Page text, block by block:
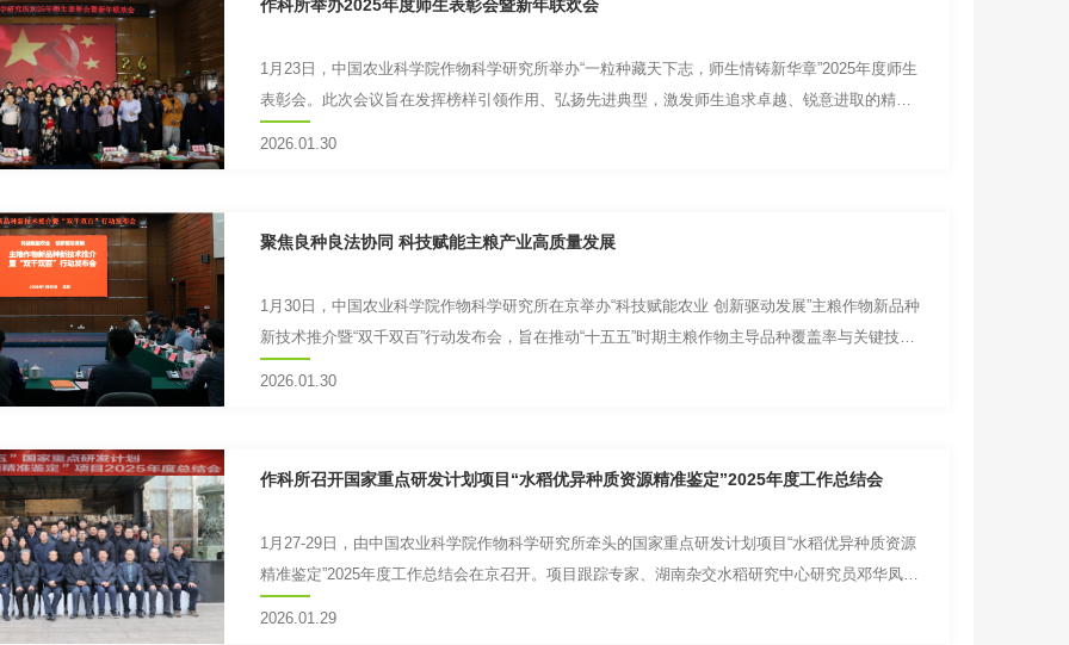
作科所举办2025年度师生表彰会暨新年联欢会
1月23日，中国农业科学院作物科学研究所举办“一粒种藏天下志，师生情铸新华章”2025年度师生
表彰会。此次会议旨在发挥榜样引领作用、弘扬先进典型，激发师生追求卓越、锐意进取的精
2026.01.30
聚焦良种良法协同 科技赋能主粮产业高质量发展
1月30日，中国农业科学院作物科学研究所在京举办“科技赋能农业 创新驱动发展”主粮作物新品种
新技术推介暨“双千双百”行动发布会，旨在推动“十五五”时期主粮作物主导品种覆盖率与关键技术
2026.01.30
作科所召开国家重点研发计划项目“水稻优异种质资源精准鉴定”2025年度工作总结会
1月27-29日，由中国农业科学院作物科学研究所牵头的国家重点研发计划项目“水稻优异种质资源
精准鉴定”2025年度工作总结会在京召开。项目跟踪专家、湖南杂交水稻研究中心研究员邓华凤，
2026.01.29